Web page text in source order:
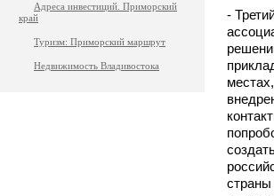
Адреса инвестиций. Приморский
край
Туризм: Приморский маршрут
Недвижимость Владивостока
-